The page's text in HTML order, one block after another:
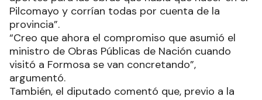
Pilcomayo y corrían todas por cuenta de la
provincia”.
“Creo que ahora el compromiso que asumió el
ministro de Obras Públicas de Nación cuando
visitó a Formosa se van concretando”,
argumentó.
También, el diputado comentó que, previo a la